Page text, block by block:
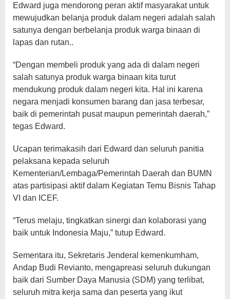
Edward juga mendorong peran aktif masyarakat untuk
mewujudkan belanja produk dalam negeri adalah salah
satunya dengan berbelanja produk warga binaan di
lapas dan rutan..
“Dengan membeli produk yang ada di dalam negeri
salah satunya produk warga binaan kita turut
mendukung produk dalam negeri kita. Hal ini karena
negara menjadi konsumen barang dan jasa terbesar,
baik di pemerintah pusat maupun pemerintah daerah,”
tegas Edward.
Ucapan terimakasih dari Edward dan seluruh panitia
pelaksana kepada seluruh
Kementerian/Lembaga/Pemerintah Daerah dan BUMN
atas partisipasi aktif dalam Kegiatan Temu Bisnis Tahap
VI dan ICEF.
“Terus melaju, tingkatkan sinergi dan kolaborasi yang
baik untuk Indonesia Maju,” tutup Edward.
Sementara itu, Sekretaris Jenderal kemenkumham,
Andap Budi Revianto, mengapreasi seluruh dukungan
baik dari Sumber Daya Manusia (SDM) yang terlibat,
seluruh mitra kerja sama dan peserta yang ikut